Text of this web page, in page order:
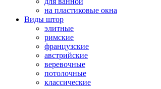
на пластиковые окна
Виды штор
элитные
римские
французские
австрийские
веревочные
потолочные
классические